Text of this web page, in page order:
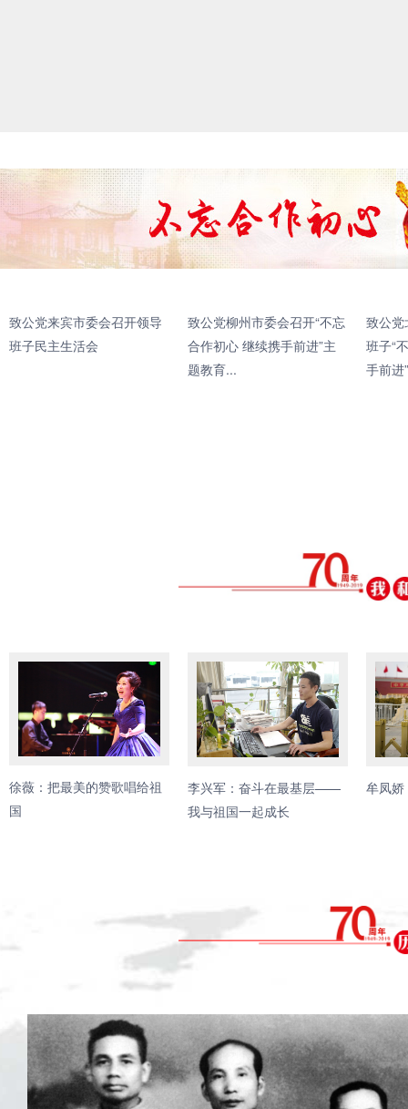
致公党来宾市委会召开领导
班子民主生活会
致公党柳州市委会召开“不忘
合作初心 继续携手前进”主
题教育...
致公
班子“
手前进
徐薇：把最美的赞歌唱给祖
国
李兴军：奋斗在最基层——
我与祖国一起成长
牟凤